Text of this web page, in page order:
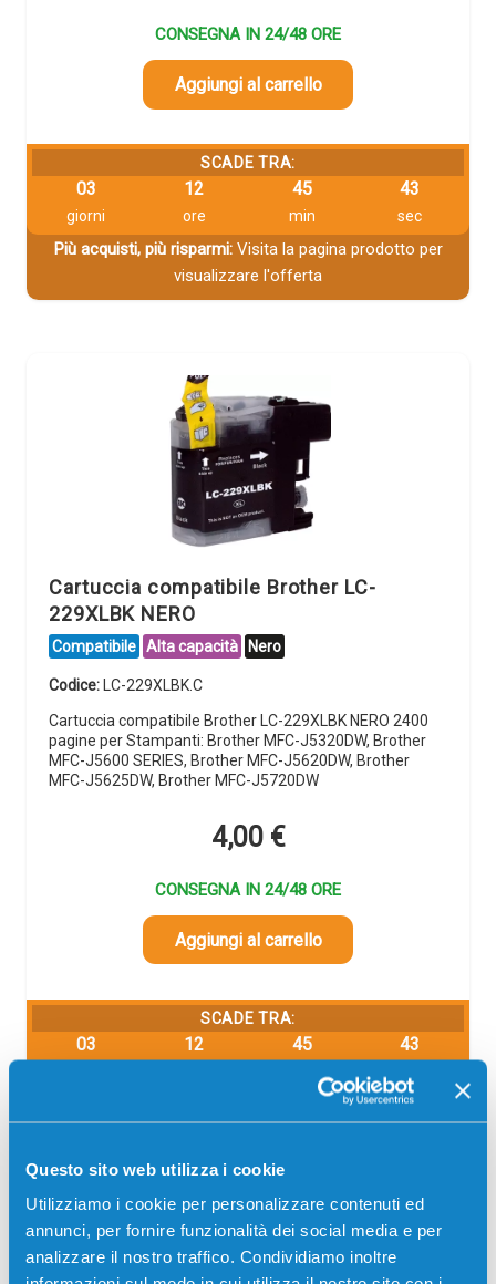
Questo sito web utilizza i cookie
Utilizziamo i cookie per personalizzare contenuti ed
annunci, per fornire funzionalità dei social media e per
analizzare il nostro traffico. Condividiamo inoltre
CONSEGNA IN 24/48 ORE
Aggiungi al carrello
SCADE TRA:
03
giorni
12
ore
45
min
42
sec
Più acquisti, più risparmi:Visita la pagina prodotto per
visualizzare l'offerta
Cartuccia compatibile Brother LC-
229XLBK NERO
Compatibile Alta capacità Nero
Codice: LC-229XLBK.C
Cartuccia compatibile Brother LC-229XLBK NERO 2400
pagine per Stampanti: Brother MFC-J5320DW, Brother
MFC-J5600 SERIES, Brother MFC-J5620DW, Brother
MFC-J5625DW, Brother MFC-J5720DW
4,00 €
CONSEGNA IN 24/48 ORE
Aggiungi al carrello
SCADE TRA:
03 12 45 42
Visita la pagina prodotto per